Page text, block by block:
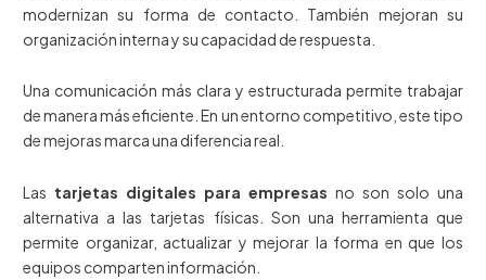
modernizan su forma de contacto. También mejoran su
organización interna y su capacidad de respuesta.
Una comunicación más clara y estructurada permite trabajar
de manera más eficiente. En un entorno competitivo, este tipo
de mejoras marca una diferencia real.
Las tarjetas digitales para empresas no son solo una
alternativa a las tarjetas físicas. Son una herramienta que
permite organizar, actualizar y mejorar la forma en que los
equipos comparten información.